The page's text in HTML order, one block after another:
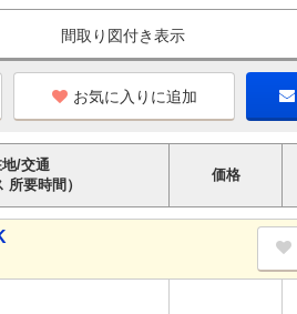
間取り図付き表示
お気に入りに追加
/交通
所要時間）
価格